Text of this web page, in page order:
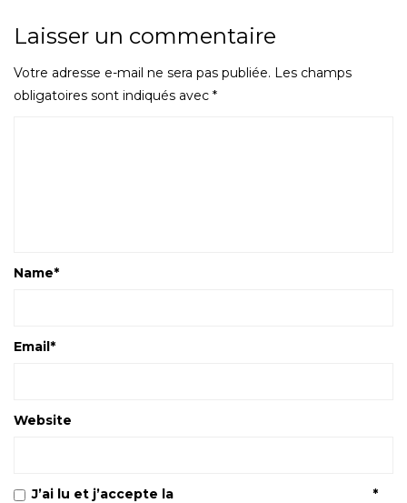
Laisser un commentaire
Votre adresse e-mail ne sera pas publiée. Les champs
obligatoires sont indiqués avec *
Name*
Email*
Website
J’ai lu et j’accepte la *